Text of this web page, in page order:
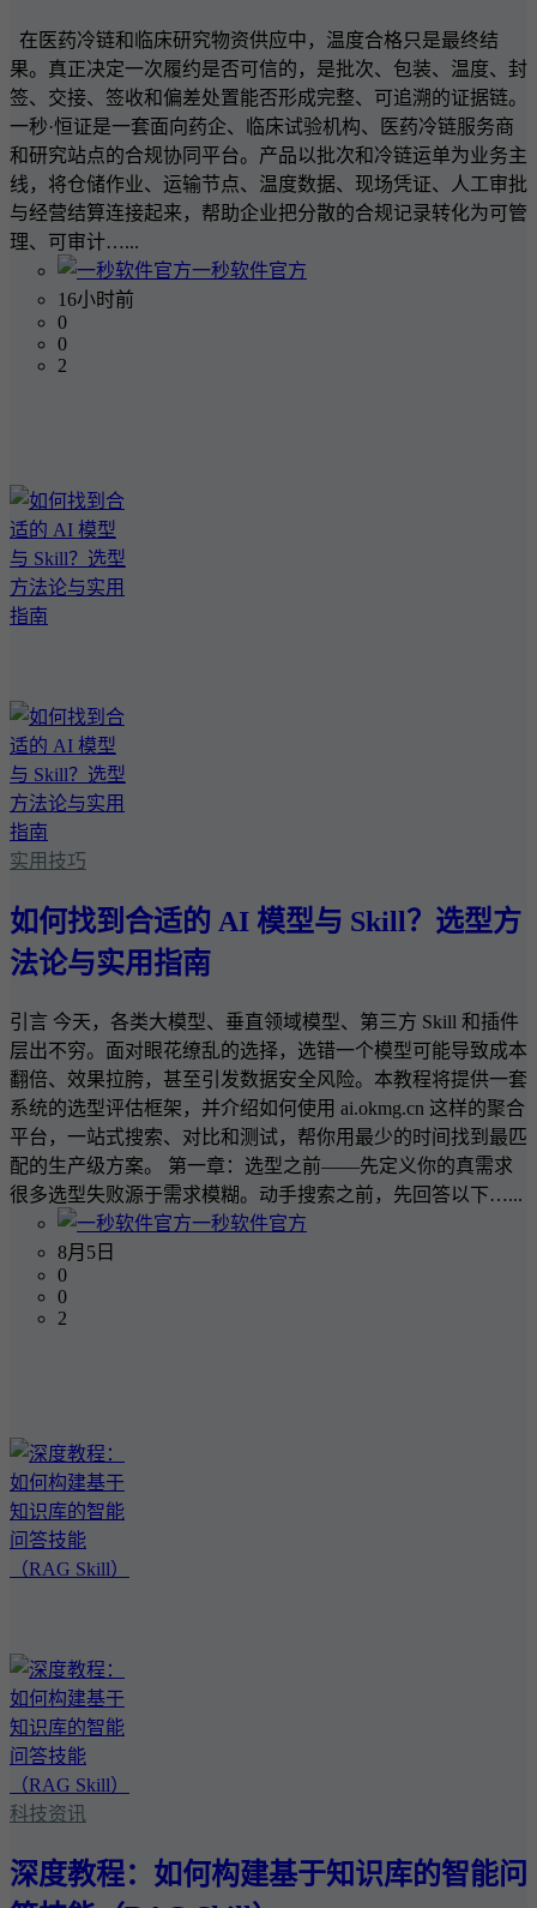
在医药冷链和临床研究物资供应中，温度合格只是最终结
果。真正决定一次履约是否可信的，是批次、包装、温度、封
签、交接、签收和偏差处置能否形成完整、可追溯的证据链。
一秒·恒证是一套面向药企、临床试验机构、医药冷链服务商
和研究站点的合规协同平台。产品以批次和冷链运单为业务主
线，将仓储作业、运输节点、温度数据、现场凭证、人工审批
与经营结算连接起来，帮助企业把分散的合规记录转化为可管
理、可审计…...
一秒软件官方
16小时前
0
0
2
实用技巧
如何找到合适的 AI 模型与 Skill？选型方
法论与实用指南
引言 今天，各类大模型、垂直领域模型、第三方 Skill 和插件
层出不穷。面对眼花缭乱的选择，选错一个模型可能导致成本
翻倍、效果拉胯，甚至引发数据安全风险。本教程将提供一套
系统的选型评估框架，并介绍如何使用 ai.okmg.cn 这样的聚合
平台，一站式搜索、对比和测试，帮你用最少的时间找到最匹
配的生产级方案。 第一章：选型之前——先定义你的真需求
很多选型失败源于需求模糊。动手搜索之前，先回答以下…...
一秒软件官方
8月5日
0
0
2
科技资讯
深度教程：如何构建基于知识库的智能问